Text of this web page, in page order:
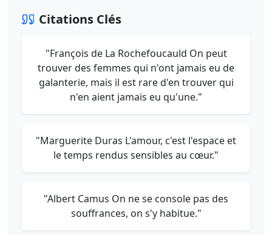
Citations Clés
"François de La Rochefoucauld On peut
trouver des femmes qui n'ont jamais eu de
galanterie, mais il est rare d'en trouver qui
n'en aient jamais eu qu'une."
"Marguerite Duras L'amour, c'est l'espace et
le temps rendus sensibles au cœur."
"Albert Camus On ne se console pas des
souffrances, on s'y habitue."